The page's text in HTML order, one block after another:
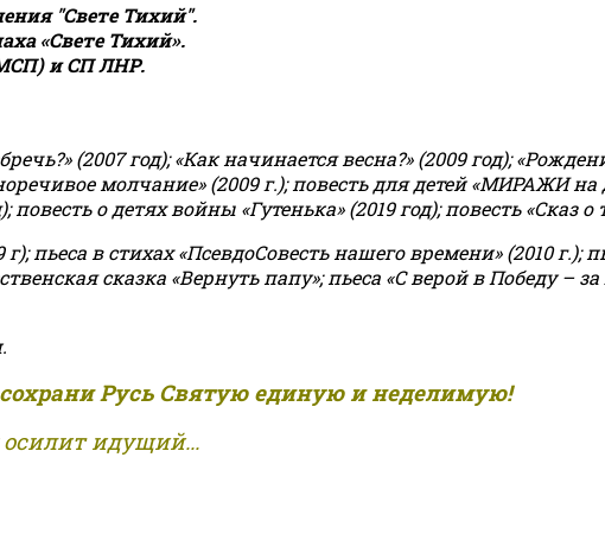
"Свете Тихий".
«Свете Тихий».
и СП ЛНР.
(2007 год); «Как начинается весна?» (2009 год);
молчание» (2009 г.); повесть для детей «МИРАЖИ на
о детях войны «Гутенька» (2019 год); повесть «Сказ
пьеса в стихах «ПсевдоСовесть нашего времени» (2010 г.);
сказка «Вернуть папу»; пьеса «С верой в Победу – за
Русь Святую единую и неделимую!
идущий...